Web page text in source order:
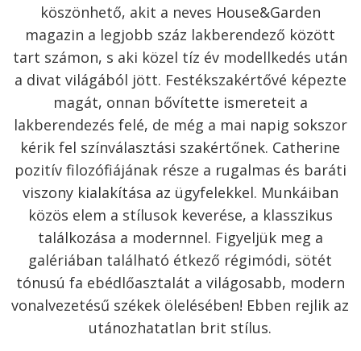
köszönhető, akit a neves House&Garden
magazin a legjobb száz lakberendező között
tart számon, s aki közel tíz év modellkedés után
a divat világából jött. Festékszakértővé képezte
magát, onnan bővítette ismereteit a
lakberendezés felé, de még a mai napig sokszor
kérik fel színválasztási szakértőnek. Catherine
pozitív filozófiájának része a rugalmas és baráti
viszony kialakítása az ügyfelekkel. Munkáiban
közös elem a stílusok keverése, a klasszikus
találkozása a modernnel. Figyeljük meg a
galériában található étkező régimódi, sötét
tónusú fa ebédlőasztalát a világosabb, modern
vonalvezetésű székek ölelésében! Ebben rejlik az
utánozhatatlan brit stílus.